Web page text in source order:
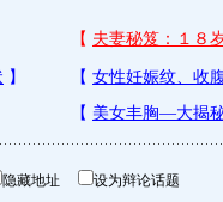
隐藏地址 设为辩论话题